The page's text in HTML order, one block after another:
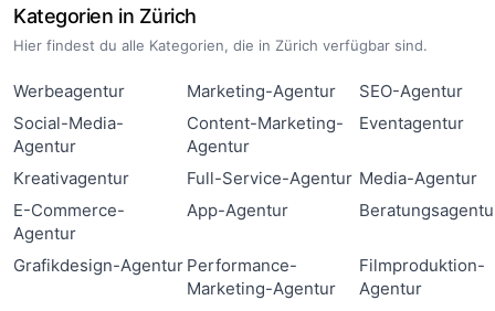
Kategorien in Zürich
Hier findest du alle Kategorien, die in Zürich verfügbar sind.
Werbeagentur Marketing-Agentur
SEO-Agentur
Social-Media-
Agentur
Content-Marketing-
Agentur
Eventagentur
Kreativagentur Full-Service-Agentur Media-Agentur
E-Commerce-
Agentur
App-Agentur
Grafikdesign-Agentur Performance-
Marketing-Agentur
Filmproduktion-
Agentur